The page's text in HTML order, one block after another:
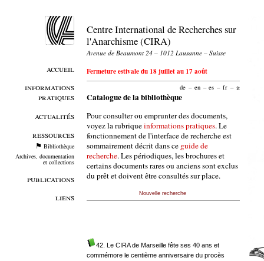
accueil
informations
pratiques
actualités
ressources
Bibliothèque
Archives, documentation
et collections
publications
liens
Centre International de Recherches sur
l'Anarchisme (CIRA)
Avenue de Beaumont 24 – 1012 Lausanne – Suisse
Fermeture estivale du 18 juillet au 17 août
de – en – es – fr – it
Catalogue de la bibliothèque
Pour consulter ou emprunter des documents,
voyez la rubriqueinformations pratiques. Le
fonctionnement de l'interface de recherche est
sommairement décrit dans ce guide de
recherche. Les périodiques, les brochures et
certains documents rares ou anciens sont exclus
du prêt et doivent être consultés sur place.
Nouvelle recherche
42. Le CIRA de Marseille fête ses 40 ans et
commémore le centième anniversaire du procès